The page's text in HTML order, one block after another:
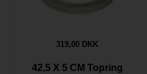
319,00 DKK
42,5 X 5 CM Topring